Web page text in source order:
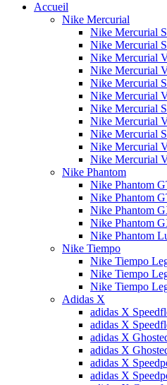
Accueil
Nike Mercurial
Nike Mercurial
Nike Mercurial
Nike Mercurial
Nike Mercurial
Nike Mercurial
Nike Mercurial
Nike Mercurial
Nike Mercurial
Nike Mercurial
Nike Mercurial
Nike Mercurial
Nike Phantom
Nike Phantom
Nike Phantom
Nike Phantom
Nike Phantom
Nike Phantom
Nike Tiempo
Nike Tiempo
Nike Tiempo
Nike Tiempo
Adidas X
adidas X
adidas X
adidas X
adidas X
adidas X
adidas X